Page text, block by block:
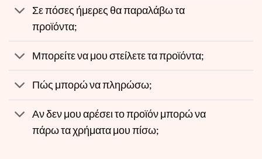
Σε πόσες ήμερες θα παραλάβω τα
προϊόντα;
Μπορείτε να μου στείλετε τα προϊόντα;
Πώς μπορώ να πληρώσω;
Αν δεν μου αρέσει το προϊόν μπορώ να
πάρω τα χρήματα μου πίσω;